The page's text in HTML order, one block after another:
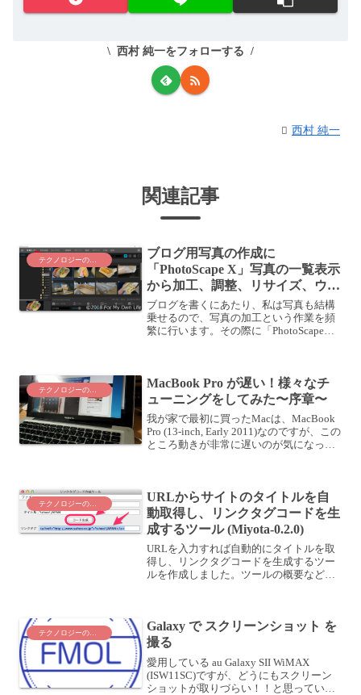
西村 純一をフォローする
西村 純一
関連記事
ブログ用写真の作成に
「PhotoScape X」写真の一覧表示
から加工、調整、リサイズ、ウォ
ーターマーク(透かし)を一括で入
れる快適ツール
ブログを書くにあたり、私は写真も結構
乗せるので、写真の加工という作業を頻
繁に行います。その際に「PhotoScape
イズ変更 (リ...
MacBook Pro が遅い！様々なチ
ューニングをしてみた〜序章〜
我が家で最初に買ったMacは、MacBook
Pro (13-inch, Early 2011)なのですが、この
ところ動きが非常に遅いのが気になって
URLからサイトのタイトルを自
動取得し、リンクタグコードを生
成するツール (Miyota-0.2.0)
URLを入力すれば自動的にタイトルを取
得し、リンクタグコードを生成するツー
ルを作成しました。ツールの概要などは
なります。 まとめ記事...
テクノロジーのこと
Galaxy で スクリーンショット を
撮る
愛用している au Galaxy SII WiMAX
(ISW11SC)ですが、どうにもスクリーン
ショットが取りづらい！！と思っていま